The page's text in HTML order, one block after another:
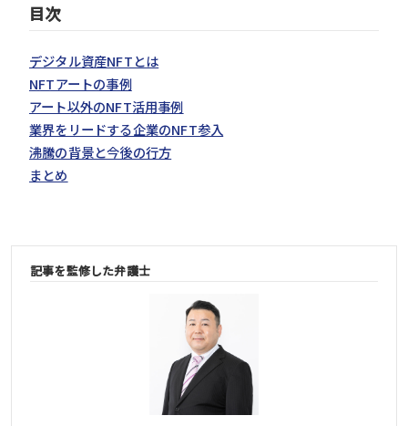
目次
デジタル資産NFTとは
NFTアートの事例
アート以外のNFT活用事例
業界をリードする企業のNFT参入
沸騰の背景と今後の行方
まとめ
記事を監修した弁護士